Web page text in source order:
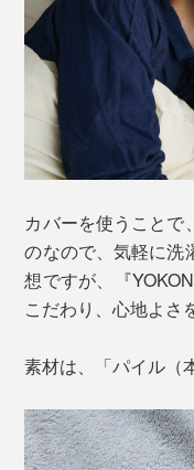
カバーを使うことで
のなので、気軽に洗
想ですが、『
こだわり、心地よさ
素材は、「パイル（